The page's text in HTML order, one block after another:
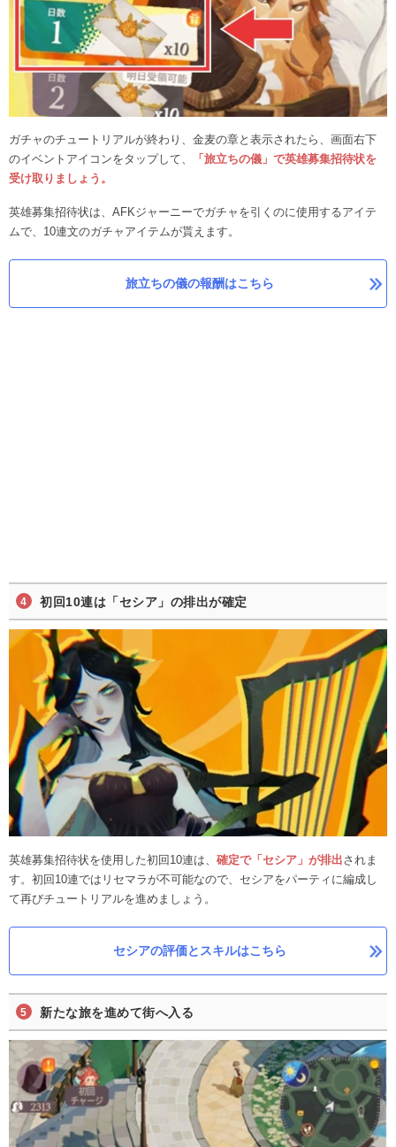
ガチャのチュートリアルが終わり、金麦の章と表示されたら、画面右下
のイベントアイコンをタップして、
「旅立ちの儀」で英雄募集招待状を
受け取りましょう。
英雄募集招待状は、AFKジャーニーでガチャを引くのに使用するアイテ
ムで、10連文のガチャアイテムが貰えます。
旅立ちの儀の報酬はこちら
初回10連は「セシア」の排出が確定
英雄募集招待状を使用した初回10連は、 確定で「セシア」が排出されま
す。初回10連ではリセマラが不可能なので、セシアをパーティに編成し
て再びチュートリアルを進めましょう。
セシアの評価とスキルはこちら
新たな旅を進めて街へ入る